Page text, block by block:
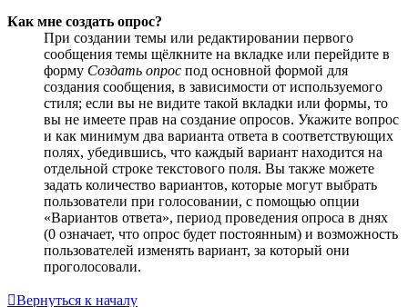
Как мне создать опрос?
При создании темы или редактировании первого
сообщения темы щёлкните на вкладке или перейдите в
форму Создать опрос под основной формой для
создания сообщения, в зависимости от используемого
стиля; если вы не видите такой вкладки или формы, то
вы не имеете прав на создание опросов. Укажите вопрос
и как минимум два варианта ответа в соответствующих
полях, убедившись, что каждый вариант находится на
отдельной строке текстового поля. Вы также можете
задать количество вариантов, которые могут выбрать
пользователи при голосовании, с помощью опции
«Вариантов ответа», период проведения опроса в днях
(0 означает, что опрос будет постоянным) и возможность
пользователей изменять вариант, за который они
проголосовали.
Вернуться к началу